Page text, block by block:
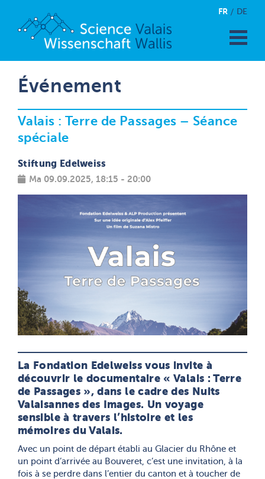
FR DE
Événement
Valais : Terre de Passages – Séance
spéciale
Stiftung Edelweiss
Ma 09.09.2025, 18:15 - 20:00
La Fondation Edelweiss vous invite à
découvrir le documentaire « Valais : Terre
de Passages », dans le cadre des Nuits
Valaisannes des Images. Un voyage
sensible à travers l’histoire et les
mémoires du Valais.
Avec un point de départ établi au Glacier du Rhône et
un point d’arrivée au Bouveret, c’est une invitation, à la
fois à se perdre dans l’entier du canton et à toucher de